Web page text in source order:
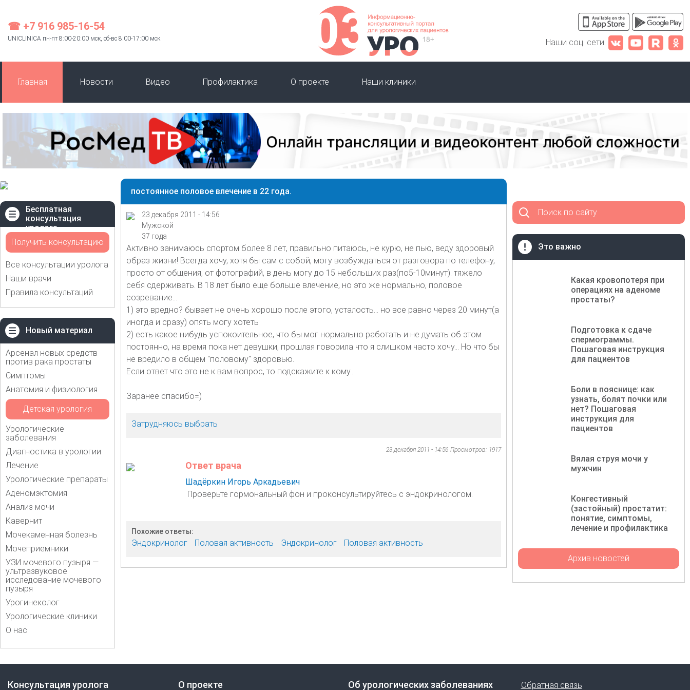
☎ +7 916 985-16-54
UNICLINICA пн-пт 8:00-20:00 мск, сб-вс 8:00-17:00 мск Наши соц. сети
Главная Новости Видео Профилактика О проекте Наши клиники
Бесплатная
консультация
уролога
Получить консультацию
Все консультации уролога
Наши врачи
Правила консультаций
Новый материал
Арсенал новых средств
против рака простаты
Симптомы
Анатомия и физиология
Детская урология
Урологические
заболевания
Диагностика в урологии
Лечение
Урологические препараты
Аденомэктомия
Анализ мочи
Кавернит
Мочекаменная болезнь
Мочеприемники
УЗИ мочевого пузыря —
ультразвуковое
исследование мочевого
пузыря
Урогинеколог
Урологические клиники
О нас
постоянное половое влечение в 22 года.
23 декабря 2011 - 14:56
Мужской
37 года
Активно занимаюсь спортом более 8 лет, правильно питаюсь, не курю, не пью, веду здоровый
образ жизни! Всегда хочу, хотя бы сам с собой, могу возбуждаться от разговора по телефону,
просто от общения, от фотографий, в день могу до 15 небольших раз(по5-10минут). тяжело
себя сдерживать. В 18 лет было еще больше влечение, но это же нормально, половое
созревание...
1) это вредно? бывает не очень хорошо после этого, усталость... но все равно через 20 минут(а
иногда и сразу) опять могу хотеть
2) есть какое нибудь успокоительное, что бы мог нормально работать и не думать об этом
постоянно, на время пока нет девушки, прошлая говорила что я слишком часто хочу... Но что бы
не вредило в общем "половому" здоровью.
Если ответ что это не к вам вопрос, то подскажите к кому...
Заранее спасибо=)
Затрудняюсь выбрать
23 декабря 2011 - 14:56 Просмотров: 1917
Ответ врача
Шадёркин Игорь Аркадьевич
Проверьте гормональный фон и проконсультируйтесь с эндокринологом.
Похожие ответы:
Эндокринолог Половая активность Эндокринолог Половая активность
Поиск по сайту
Это важно
Какая кровопотеря при
операциях на аденоме
простаты?
Подготовка к сдаче
спермограммы.
Пошаговая инструкция
для пациентов
Боли в пояснице: как
узнать, болят почки или
нет? Пошаговая
инструкция для
пациентов
Вялая струя мочи у
мужчин
Конгестивный
(застойный) простатит:
понятие, симптомы,
лечение и профилактика
Архив новостей
Консультация уролога О проекте Об урологических заболеваниях Обратная связь